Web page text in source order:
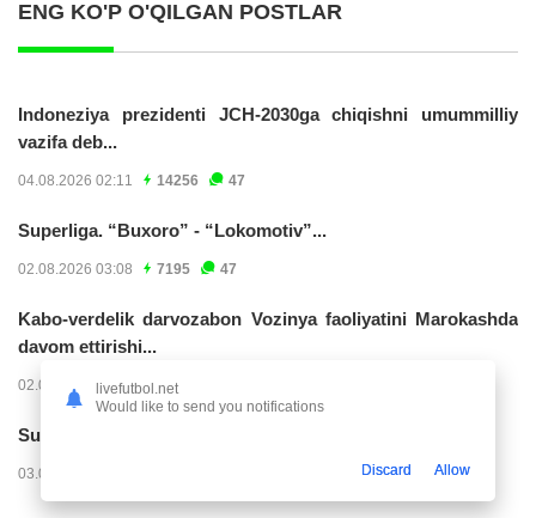
ENG KO'P O'QILGAN POSTLAR
Indoneziya prezidenti JCH-2030ga chiqishni umummilliy
vazifa deb...
04.08.2026 02:11 14256 47
Superliga. “Buxoro” - “Lokomotiv”...
02.08.2026 03:08 7195 47
Kabo-verdelik darvozabon Vozinya faoliyatini Marokashda
davom ettirishi...
02.08.2026 01:08 3939
Superliga. "Dinamo" – "Neftchi" (matnli...
03.08.2026 20:32
livefutbol.net
Would like to send you notifications
Discard Allow